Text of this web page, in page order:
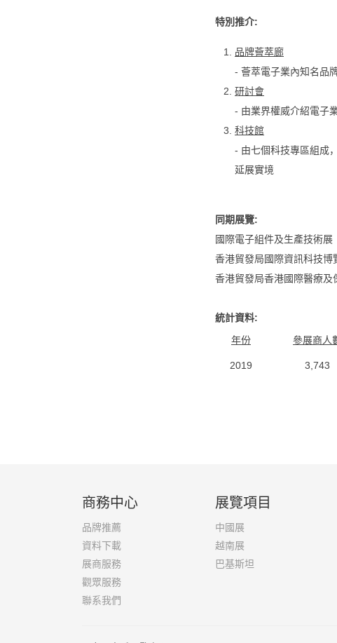
特別推介:
品牌薈萃廊
- 薈萃電子業內知名品
研討會
- 由業界權威介紹電子
科技館
- 由七個科技專區組成
延展實境
同期展覽:
國際電子組件及生產技術展
香港貿發局國際資訊科技博
香港貿發局香港國際醫療及
統計資料:
年份
參展商人
2019 3,743
商務中心
品牌推薦
資料下載
展商服務
觀眾服務
聯系我們
展覽項目
中國展
越南展
巴基斯坦